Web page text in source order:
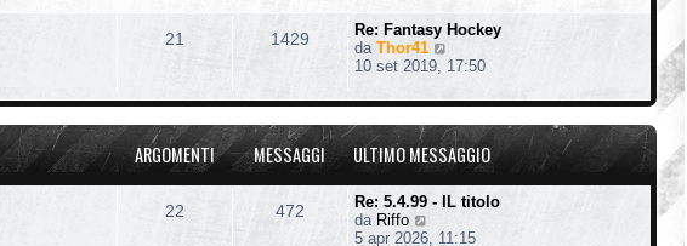
a
o
m
o
e
s
a
g
g
i
o
u
l
t
m
o
m
e
s
g
21 1429
Re: Fantasy Hockey
da Thor41
e
i
l
t
m
o
m
10 set 2019, 17:50
ARGOMENTI MESSAGGI ULTIMO MESSAGGIO
22 472
Re: 5.4.99 - IL titolo
da Riffo
e
5 apr 2026, 11:15